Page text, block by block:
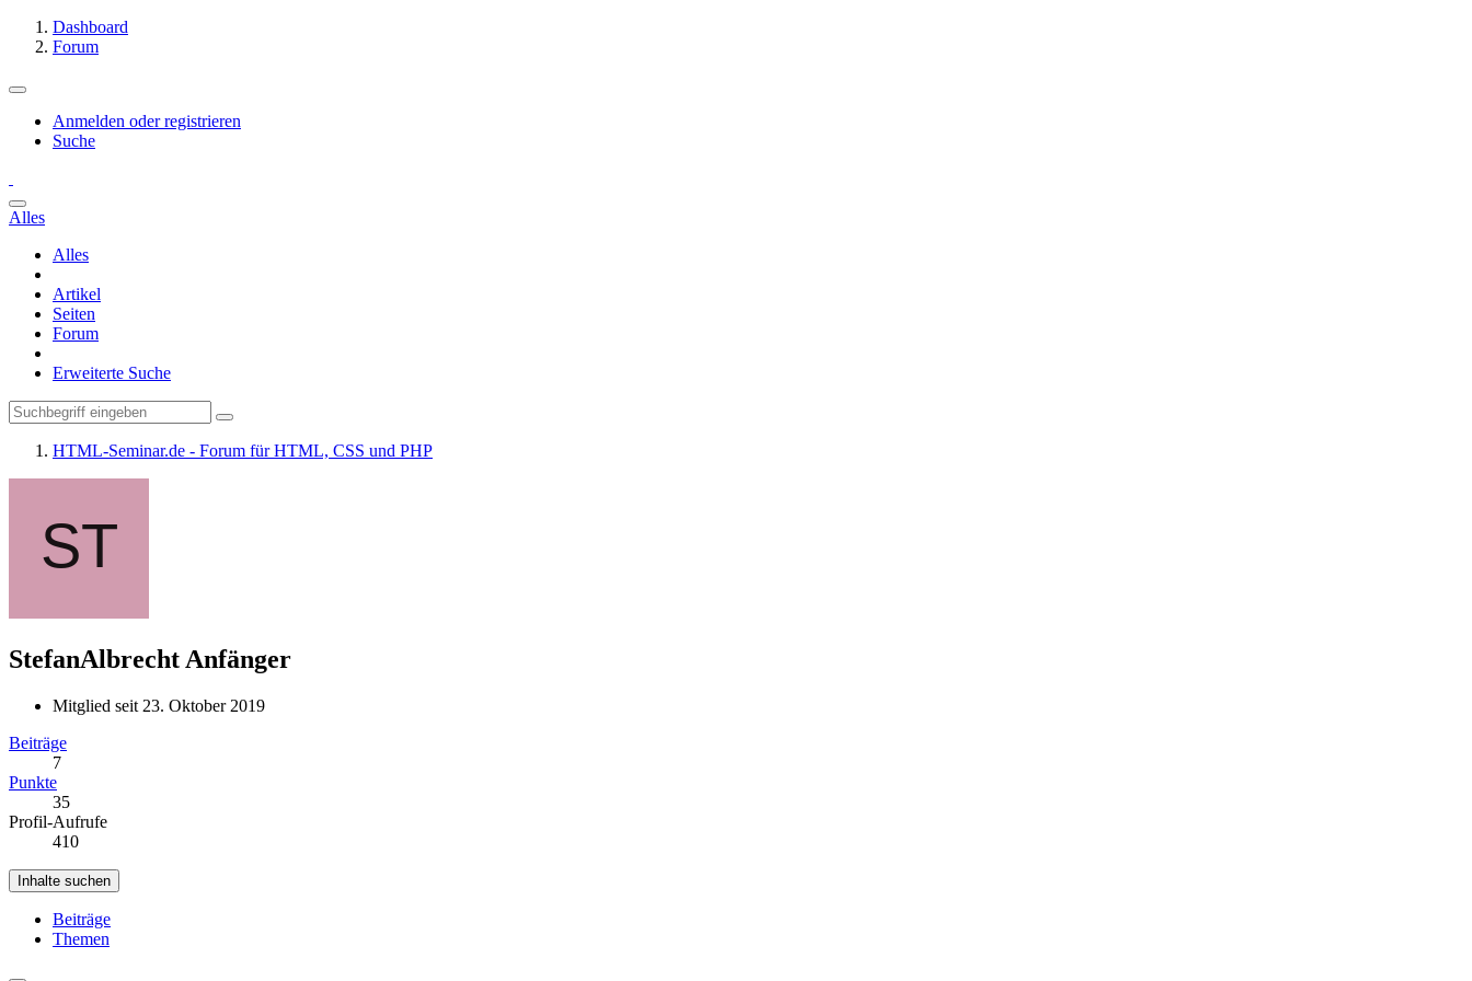
Dashboard
Forum
Anmelden oder registrieren
Suche
Alles
Alles
Artikel
Seiten
Forum
Erweiterte Suche
HTML-Seminar.de - Forum für HTML, CSS und PHP
StefanAlbrecht Anfänger
Mitglied seit 23. Oktober 2019
Beiträge
7
Punkte
35
Profil-Aufrufe
410
Inhalte suchen
Beiträge
Themen